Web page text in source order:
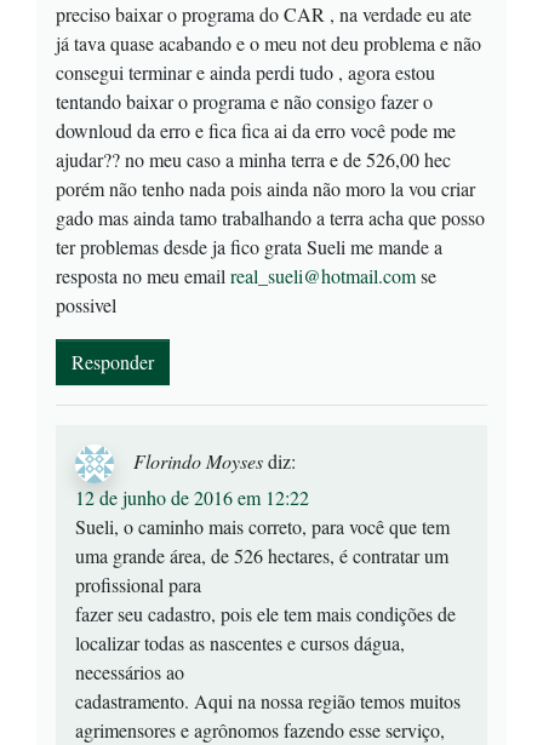
preciso baixar o programa do CAR , na verdade eu ate
já tava quase acabando e o meu not deu problema e não
consegui terminar e ainda perdi tudo , agora estou
tentando baixar o programa e não consigo fazer o
downloud da erro e fica fica ai da erro você pode me
ajudar?? no meu caso a minha terra e de 526,00 hec
porém não tenho nada pois ainda não moro la vou criar
gado mas ainda tamo trabalhando a terra acha que posso
ter problemas desde ja fico grata Sueli me mande a
resposta no meu emailreal_sueli@hotmail.comse
possivel
Responder
Florindo Moysesdiz:
12 de junho de 2016 em 12:22
Sueli, o caminho mais correto, para você que tem
uma grande área, de 526 hectares, é contratar um
profissional para
fazer seu cadastro, pois ele tem mais condições de
localizar todas as nascentes e cursos dágua,
necessários ao
cadastramento. Aqui na nossa região temos muitos
agrimensores e agrônomos fazendo esse serviço,